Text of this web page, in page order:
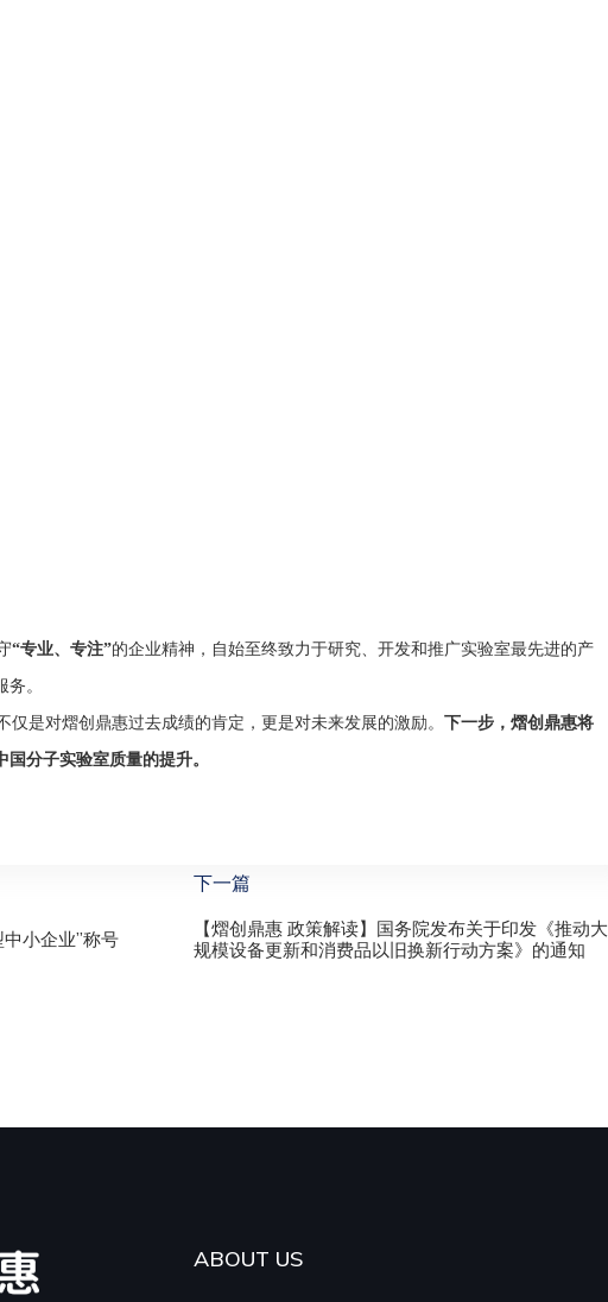
“专业、专注”的企业精神，自始至终致力于研究、开发和推广实验室最先进的产
。
仅是对熠创鼎惠过去成绩的肯定，更是对未来发展的激励。 下一步，熠创鼎惠将
分子实验室质量的提升。
小企业”称号
下一篇
【熠创鼎惠 政策解读】国务院发布关于印发《推动大
规模设备更新和消费品以旧换新行动方案》的通知
ABOUT US